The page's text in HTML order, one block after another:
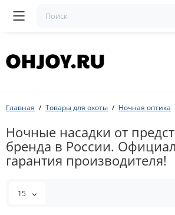
Главная Товары для охоты Ночная оптика
Ночные насадки от
бренда в России.
гарантия производителя!
15